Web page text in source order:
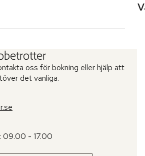
oss för bokning eller hjälp att
det vanliga.
09.00 - 17.00